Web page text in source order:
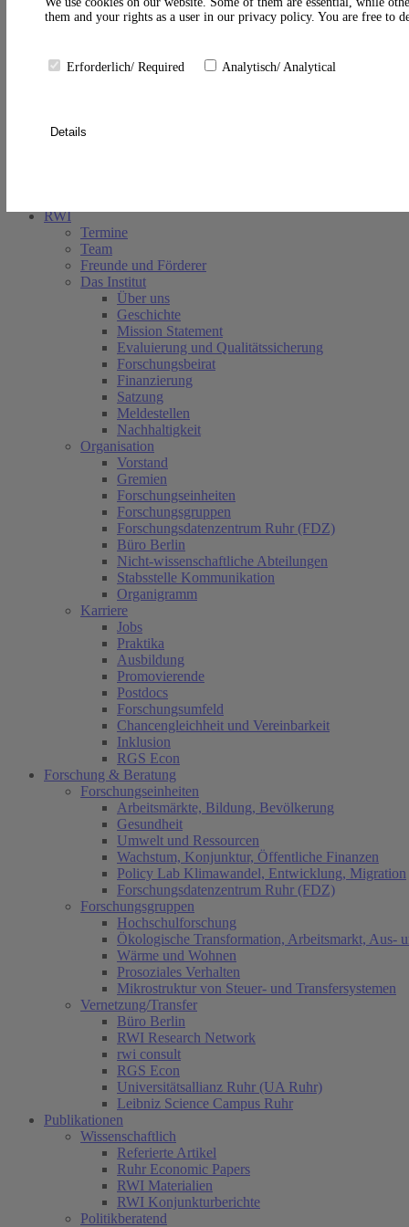
Suche schließen
RWI
Termine
Team
Freunde und Förderer
Das Institut
Über uns
Geschichte
Mission Statement
Evaluierung und Qualitätssicherung
Forschungsbeirat
Finanzierung
Satzung
Meldestellen
Nachhaltigkeit
Organisation
Vorstand
Gremien
Forschungseinheiten
Forschungsgruppen
Forschungsdatenzentrum Ruhr (FDZ)
Büro Berlin
Nicht-wissenschaftliche Abteilungen
Stabsstelle Kommunikation
Organigramm
Karriere
Jobs
Praktika
Ausbildung
Promovierende
Postdocs
Forschungsumfeld
Chancengleichheit und Vereinbarkeit
Inklusion
RGS Econ
Forschung & Beratung
Forschungseinheiten
Arbeitsmärkte, Bildung, Bevölkerung
Gesundheit
Umwelt und Ressourcen
Wachstum, Konjunktur, Öffentliche Finanzen
Policy Lab Klimawandel, Entwicklung, Migration
Forschungsdatenzentrum Ruhr (FDZ)
Forschungsgruppen
Hochschulforschung
Ökologische Transformation, Arbeitsmarkt, Aus-
Wärme und Wohnen
Prosoziales Verhalten
Mikrostruktur von Steuer- und Transfersystemen
Vernetzung/Transfer
Büro Berlin
RWI Research Network
rwi consult
RGS Econ
Universitätsallianz Ruhr (UA Ruhr)
Leibniz Science Campus Ruhr
Publikationen
Wissenschaftlich
Referierte Artikel
Ruhr Economic Papers
RWI Materialien
RWI Konjunkturberichte
Politikberatend
them and your rights as a user in our privacy policy. You are free to
Erforderlich/ Required Analytisch/ Analytical
Details